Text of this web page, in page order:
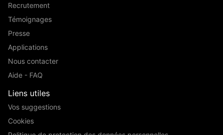
Recrutement
Témoignages
Presse
Applications
Nous contacter
Aide - FAQ
Liens utiles
Vos suggestions
Cookies